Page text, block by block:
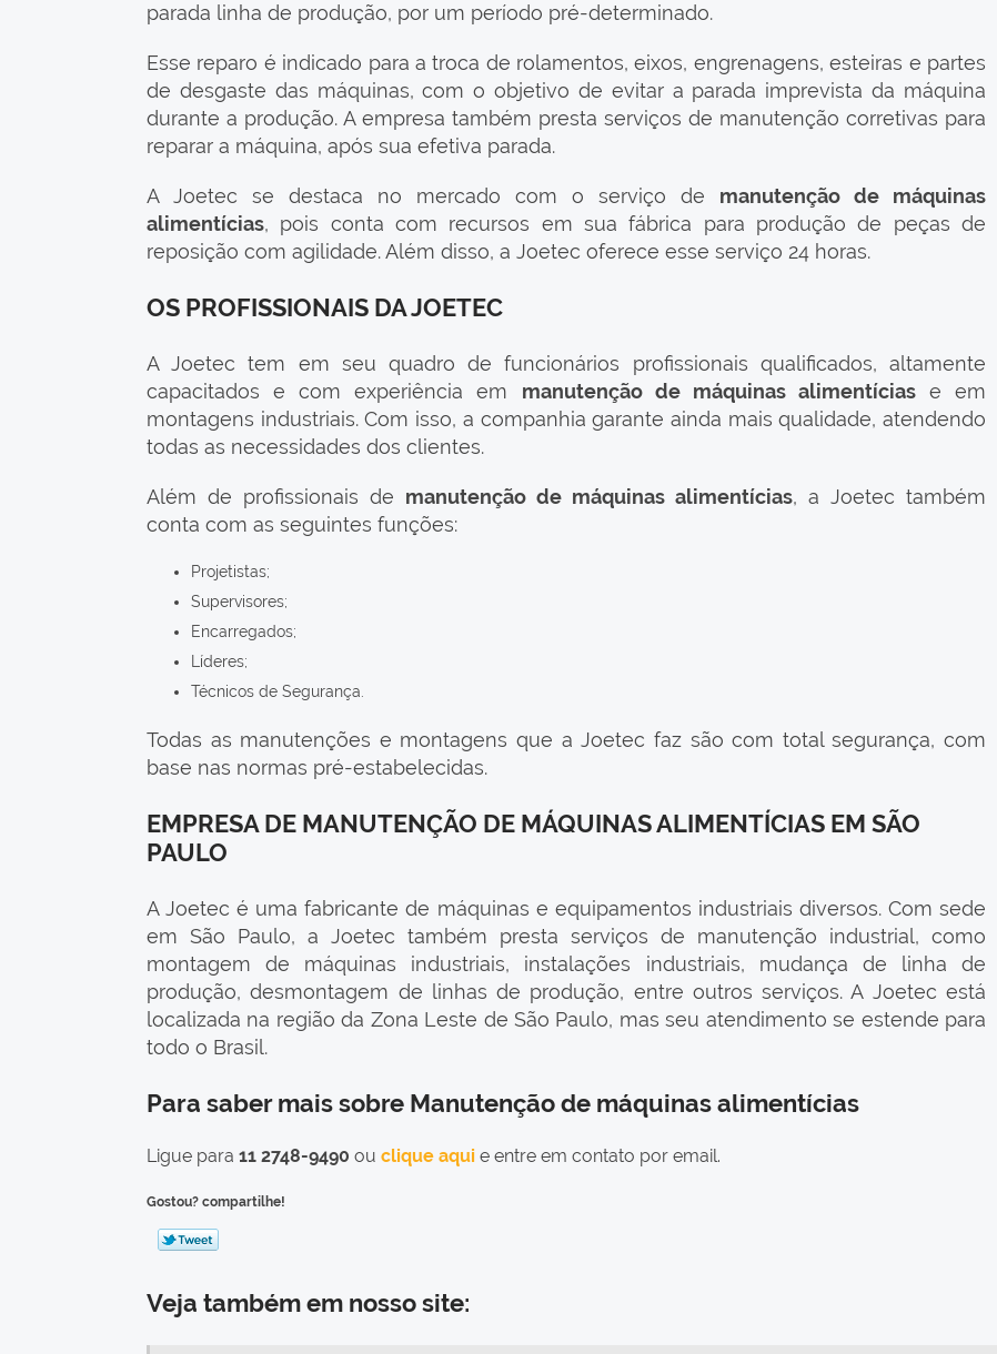
parada linha de produção, por um período pré-determinado.
Esse reparo é indicado para a troca de rolamentos, eixos, engrenagens, esteiras e partes
de desgaste das máquinas, com o objetivo de evitar a parada imprevista da máquina
durante a produção. A empresa também presta serviços de manutenção corretivas para
reparar a máquina, após sua efetiva parada.
A Joetec se destaca no mercado com o serviço de manutenção de máquinas
alimentícias, pois conta com recursos em sua fábrica para produção de peças de
reposição com agilidade. Além disso, a Joetec oferece esse serviço 24 horas.
OS PROFISSIONAIS DA JOETEC
A Joetec tem em seu quadro de funcionários profissionais qualificados, altamente
capacitados e com experiência em manutenção de máquinas alimentíciase em
montagens industriais. Com isso, a companhia garante ainda mais qualidade, atendendo
todas as necessidades dos clientes.
Além de profissionais de manutenção de máquinas alimentícias, a Joetec também
conta com as seguintes funções:
Projetistas;
Supervisores;
Encarregados;
Líderes;
Técnicos de Segurança.
Todas as manutenções e montagens que a Joetec faz são com total segurança, com
base nas normas pré-estabelecidas.
EMPRESA DE MANUTENÇÃO DE MÁQUINAS ALIMENTÍCIAS EM SÃO
PAULO
A Joetec é uma fabricante de máquinas e equipamentos industriais diversos. Com sede
em São Paulo, a Joetec também presta serviços de manutenção industrial, como
montagem de máquinas industriais, instalações industriais, mudança de linha de
produção, desmontagem de linhas de produção, entre outros serviços. A Joetec está
localizada na região da Zona Leste de São Paulo, mas seu atendimento se estende para
todo o Brasil.
Para saber mais sobre Manutenção de máquinas alimentícias
Ligue para 11 2748-9490 ou clique aqui e entre em contato por email.
Gostou? compartilhe!
Veja também em nosso site: